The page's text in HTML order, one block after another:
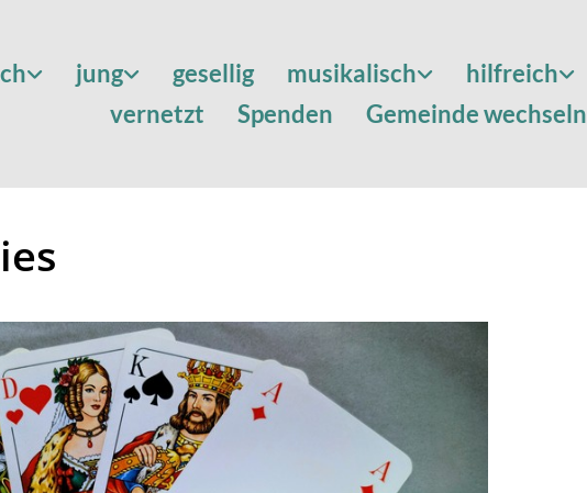
jung gesellig musikalisch hilfreich
vernetzt
Spenden Gemeinde wechseln